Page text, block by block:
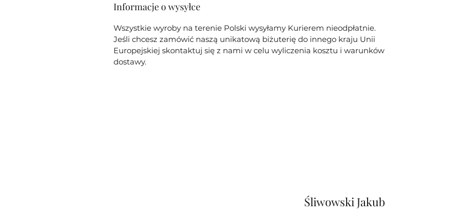
Informacje o wysyłce
Wszystkie wyroby na terenie Polski wysyłamy Kurierem nieodpłatnie.
Jeśli chcesz zamówić naszą unikatową biżuterię do innego kraju Unii
Europejskiej skontaktuj się z nami w celu wyliczenia kosztu i warunków
dostawy.
Śliwowski Jakub